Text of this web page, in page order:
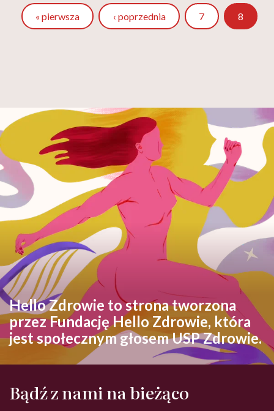
« pierwsza ‹ poprzednia Strona
7 8
Hello Zdrowie to strona tworzona
przez Fundację Hello Zdrowie, która
jest społecznym głosem USP Zdrowie.
Bądź z nami na bieżąco